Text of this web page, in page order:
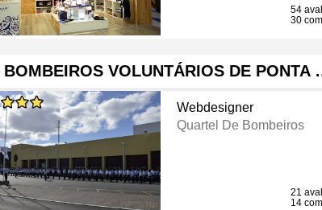
54
30
BOMBEIROS VOLUNTÁRIOS DE PONTA
Webdesigner
Quartel De Bombeiros
21
14